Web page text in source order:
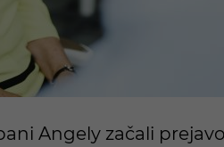
Angely začali